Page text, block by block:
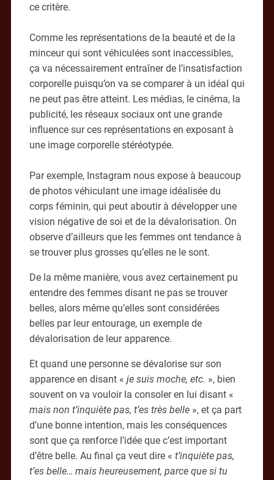
ce critère.
Comme les représentations de la beauté et de la
minceur qui sont véhiculées sont inaccessibles,
ça va nécessairement entraîner de l’insatisfaction
corporelle puisqu’on va se comparer à un idéal qui
ne peut pas être atteint. Les médias, le cinéma, la
publicité, les réseaux sociaux ont une grande
influence sur ces représentations en exposant à
une image corporelle stéréotypée.
Par exemple, Instagram nous expose à beaucoup
de photos véhiculant une image idéalisée du
corps féminin, qui peut aboutir à développer une
vision négative de soi et de la dévalorisation. On
observe d’ailleurs que les femmes ont tendance à
se trouver plus grosses qu’elles ne le sont.
De la même manière, vous avez certainement pu
entendre des femmes disant ne pas se trouver
belles, alors même qu’elles sont considérées
belles par leur entourage, un exemple de
dévalorisation de leur apparence.
Et quand une personne se dévalorise sur son
apparence en disant « je suis moche, etc. », bien
souvent on va vouloir la consoler en lui disant «
mais non t’inquiète pas, t’es très belle», et ça part
d’une bonne intention, mais les conséquences
sont que ça renforce l’idée que c’est important
d’être belle. Au final ça veut dire « t’inquiète pas,
t’es belle… mais heureusement, parce que si tu